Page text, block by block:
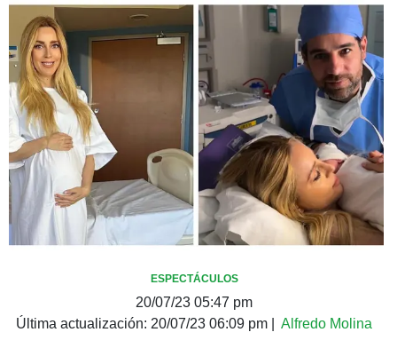
ESPECTÁCULOS
20/07/23 05:47 pm
Última actualización: 20/07/23 06:09 pm Alfredo Molina